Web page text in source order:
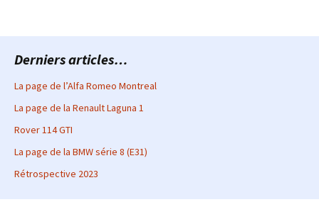
Derniers articles…
La page de l’Alfa Romeo Montreal
La page de la Renault Laguna 1
Rover 114 GTI
La page de la BMW série 8 (E31)
Rétrospective 2023